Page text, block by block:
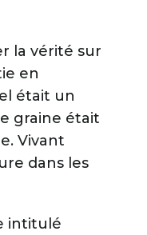
la vérité sur
en
était un
graine était
Vivant
dans les
intitulé